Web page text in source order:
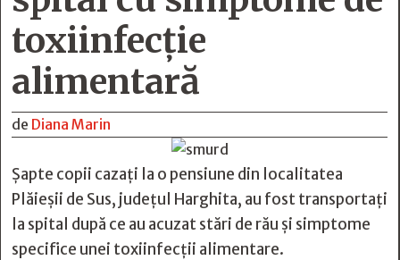
toxiinfecție
alimentară
de Diana Marin
Șapte copii cazați la o pensiune din localitatea
Plăieșii de Sus, județul Harghita, au fost transportați
la spital după ce au acuzat stări de rău și simptome
specifice unei toxiinfecții alimentare.